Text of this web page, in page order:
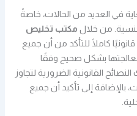
في العديد من الحالات، خاصةً
من خلال مكتب تخليص
كاملًا للتأكد من أن جميع
بشكل صحيح وفقًا
القانونية الضرورية لتجاوز
بالإضافة إلى تأكيد أن جميع